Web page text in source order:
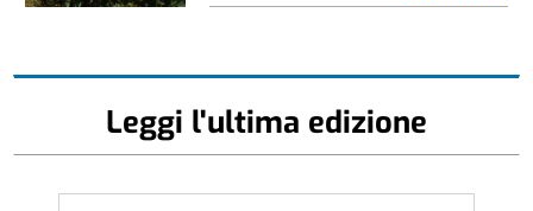
Leggi l'ultima edizione